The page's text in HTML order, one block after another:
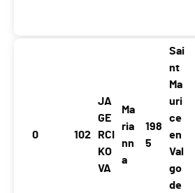
0 102
JA
GE
RCI
KO
VA
Ma
ria
nn
a
198
5
Sai
nt
Ma
uri
ce
en
Val
go
de